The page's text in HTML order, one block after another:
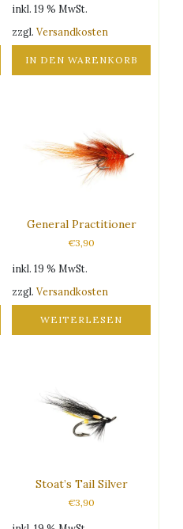
inkl. 19 % MwSt.
zzgl.Versandkosten
IN DEN WARENKORB
General Practitioner
€3,90
inkl. 19 % MwSt.
zzgl.Versandkosten
WEITERLESEN
Stoat’s Tail Silver
€3,90